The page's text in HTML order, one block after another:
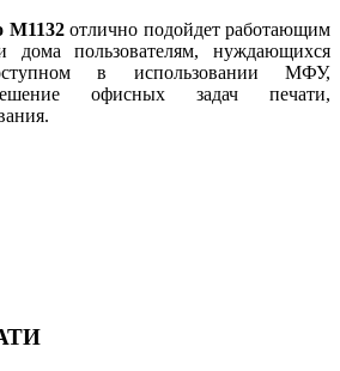
отлично подойдет работающим
пользователям, нуждающихся
в использовании МФУ,
офисных задач печати,